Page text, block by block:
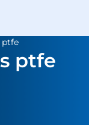
ptfe
ptfe